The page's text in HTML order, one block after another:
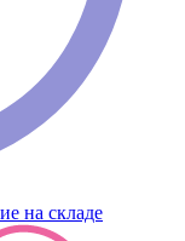
на складе